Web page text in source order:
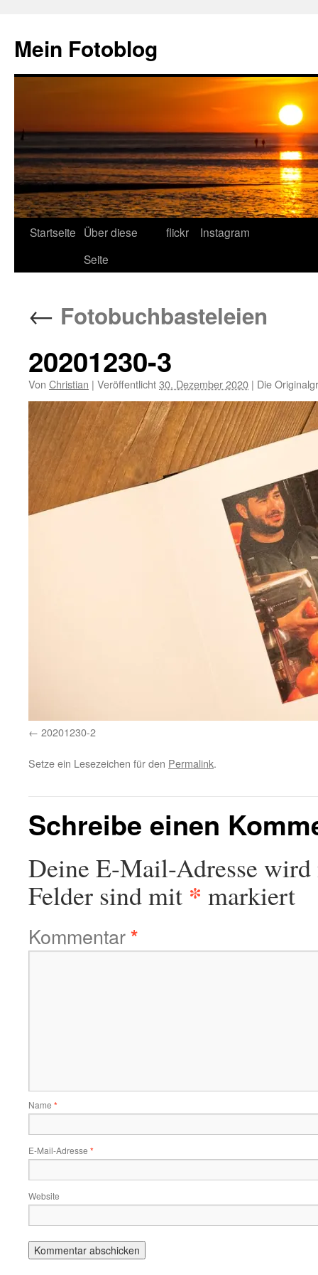
springen
Mein Fotoblog
Startseite Über diese
Seite
flickr Instagram
← Fotobuchbasteleien
20201230-3
Von Christian | Veröffentlicht30. Dezember 2020 | Die
20201230-2
Setze ein Lesezeichen für den Permalink.
Schreibe einen
Deine E-Mail-Adresse
Felder sind mit * markiert
Kommentar*
Name *
E-Mail-Adresse *
Website